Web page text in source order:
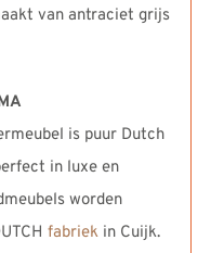
van antraciet grijs
is puur Dutch
in luxe en
worden
fabriekin Cuijk.